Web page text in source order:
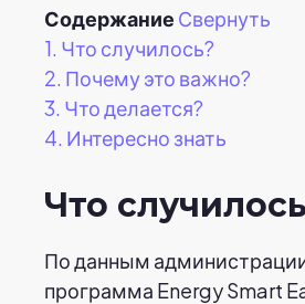
Содержание Свернуть
1. Что случилось?
2. Почему это важно?
3. Что делается?
4. Интересно знать
Что
По данным
программа Energy Smart